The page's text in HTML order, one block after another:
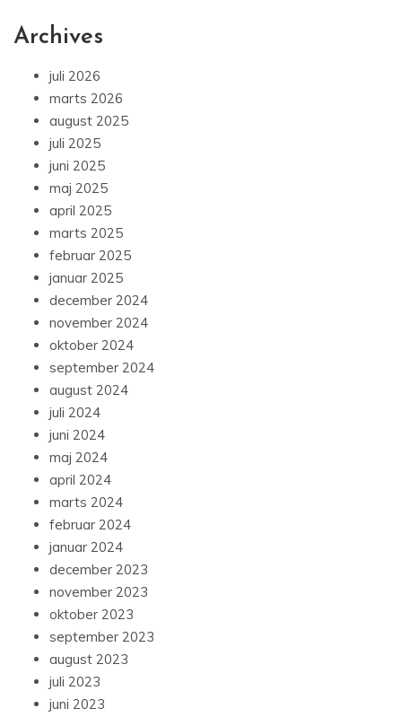
Archives
juli 2026
marts 2026
august 2025
juli 2025
juni 2025
maj 2025
april 2025
marts 2025
februar 2025
januar 2025
december 2024
november 2024
oktober 2024
september 2024
august 2024
juli 2024
juni 2024
maj 2024
april 2024
marts 2024
februar 2024
januar 2024
december 2023
november 2023
oktober 2023
september 2023
august 2023
juli 2023
juni 2023